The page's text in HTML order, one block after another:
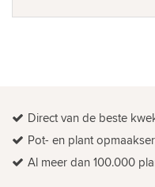
Direct van de beste
Pot- en plant
Al meer dan 100.000